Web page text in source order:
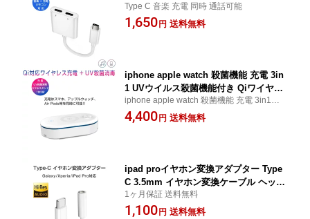
能 拡張 変換ケーブル 音楽聴きながら充
電 ヘッドホン リモコン対応 Android Ty
Type C 音楽 充電 同時 通話可能
1,650 円 送料無料
iphone apple watch 殺菌機能 充電 3in
1 UVウイルス殺菌機能付き Qiワイヤレ
ス 10W 急速充電 Android アップルウォ
ッチ AirPods 同時充電 GalaxyS9 UV除
iphone apple watch 殺菌機能 充電 3in1【コ
ロナウィルス対策！！ スマホや時計、アク
セサリー、小物等のコロナの消毒に！！】
4,400 円 送料無料
ipad proイヤホン変換アダプター Type
C 3.5mm イヤホン変換ケーブル ヘッド
ホン 音声通話 リモコン 対応 Android/i
Pad Pro/Galaxy/Xperiaなどに対応 1ヶ
1ヶ月保証 送料無料
1,100 円 送料無料